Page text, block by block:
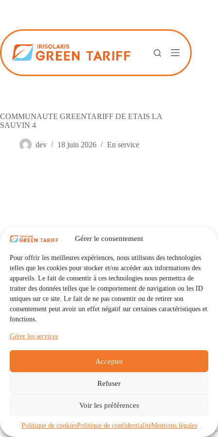
Gérer le consentement
Pour offrir les meilleures expériences, nous utilisons des technologies
telles que les cookies pour stocker et/ou accéder aux informations des
appareils. Le fait de consentir à ces technologies nous permettra de
traiter des données telles que le comportement de navigation ou les ID
uniques sur ce site. Le fait de ne pas consentir ou de retirer son
consentement peut avoir un effet négatif sur certaines caractéristiques et
fonctions.
Gérer les services
Accepter
Refuser
Voir les préférences
Politique de cookiesPolitique de confidentialitéMentions légales
COMMUNAUTE GREENTARIFF DE ETAIS LA
SAUVIN 4
dev 18 juin 2026 En service
Communautés
À propos
Politique de cookies (UE)